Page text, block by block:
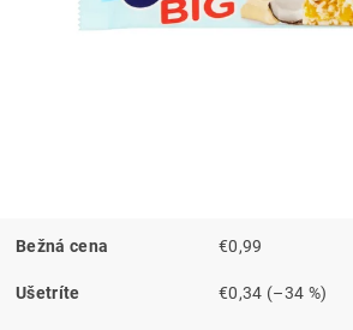
Bežná cena €0,99
Ušetríte €0,34 (–34 %)